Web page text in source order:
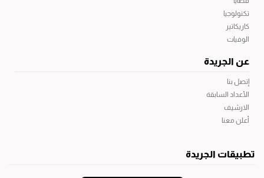
تكنولوجيا
كاريكاتير
الوفيات
عن الجريدة
إتصل بنا
الأعداد السابقة
الارشيف
أعلن معنا
تطبيقات الجريدة